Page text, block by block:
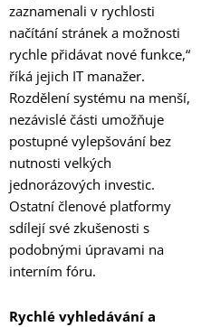
zaznamenali v rychlosti
načítání stránek a možnosti
rychle přidávat nové funkce,“
říká jejich IT manažer.
Rozdělení systému na menší,
nezávislé části umožňuje
postupné vylepšování bez
nutnosti velkých
jednorázových investic.
Ostatní členové platformy
sdílejí své zkušenosti s
podobnými úpravami na
interním fóru.
Rychlé vyhledávání a